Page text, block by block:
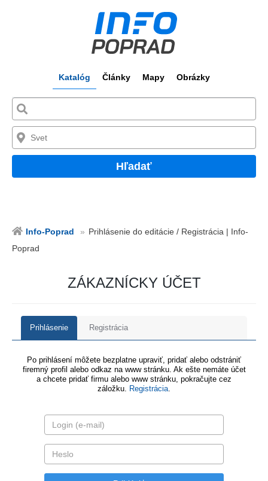
Katalóg Články Mapy Obrázky
Hľadať
Info-Poprad
Prihlásenie do editácie / Registrácia | Info-
Poprad
ZÁKAZNÍCKY ÚČET
Prihlásenie Registrácia
Po prihlásení môžete bezplatne upraviť, pridať alebo odstrániť
firemný profil alebo odkaz na www stránku. Ak ešte nemáte účet
a chcete pridať firmu alebo www stránku, pokračujte cez
záložku. Registrácia.